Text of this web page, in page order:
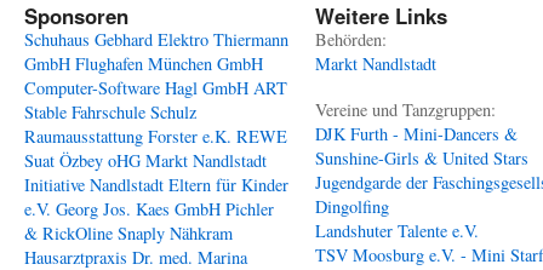
Sponsoren
Schuhaus Gebhard Elektro Thiermann
GmbH Flughafen München GmbH
Computer-Software Hagl GmbH ART
Stable Fahrschule Schulz
Raumausstattung Forster e.K. REWE
Suat Özbey oHG Markt Nandlstadt
Initiative Nandlstadt Eltern für Kinder
e.V. Georg Jos. Kaes GmbH Pichler
& RickOline Snaply Nähkram
Hausarztpraxis Dr. med. Marina
Weitere Links
Behörden:
Markt Nandlstadt
Vereine und Tanzgruppen:
DJK Furth - Mini-Dancers &
Sunshine-Girls & United Stars
Jugendgarde der
Dingolfing
Landshuter Talente e.V.
TSV Moosburg e.V. - Mini